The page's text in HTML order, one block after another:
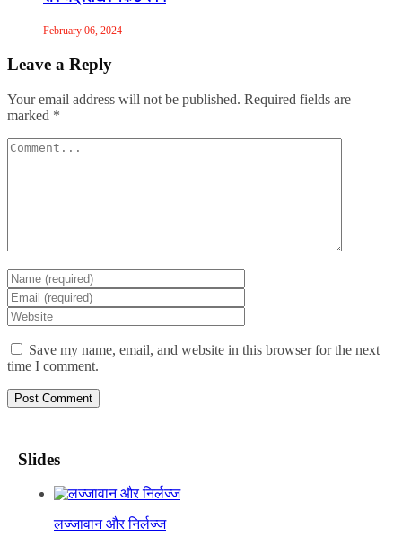
February 06, 2024
Leave a Reply
Your email address will not be published. Required fields are
marked *
Save my name, email, and website in this browser for the next
time I comment.
Slides
लज्जावान और निर्लज्ज